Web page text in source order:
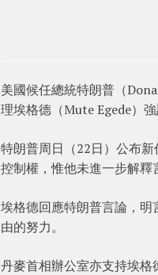
美國候任總統特朗普（
理埃格德（Mute Egede）強
特朗普周日（22日）公布
控制權，惟他未進一步解釋
埃格德回應特朗普言論，
由的努力。
丹麥首相辦公室亦支持埃